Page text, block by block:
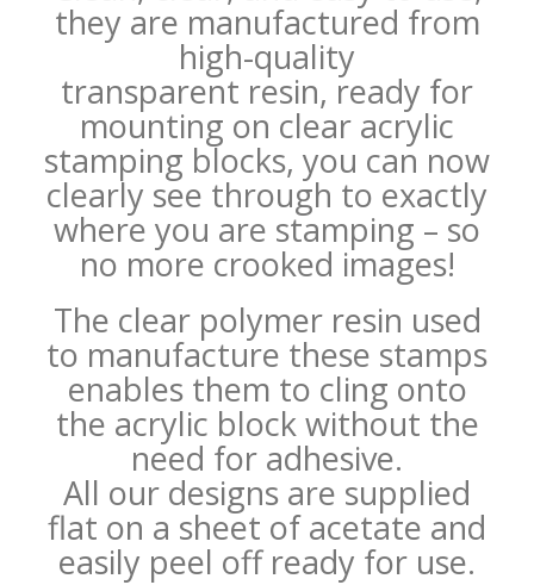
they are manufactured from
high-quality
transparent resin, ready for
mounting on clear acrylic
stamping blocks, you can now
clearly see through to exactly
where you are stamping – so
no more crooked images!
The clear polymer resin used
to manufacture these stamps
enables them to cling onto
the acrylic block without the
need for adhesive.
All our designs are supplied
flat on a sheet of acetate and
easily peel off ready for use.